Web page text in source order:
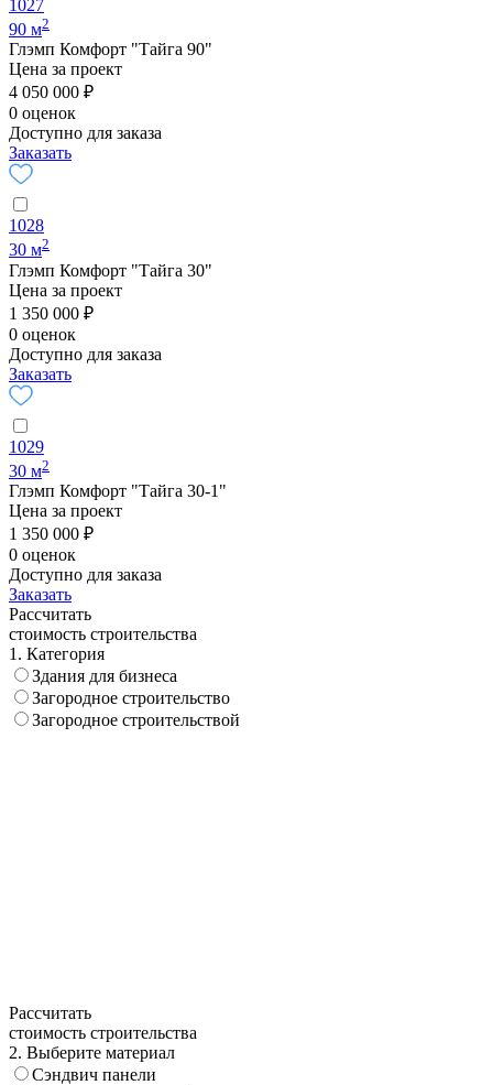
1027
90 м2
Глэмп Комфорт "Тайга 90"
Цена за проект
4 050 000 ₽
0 оценок
Доступно для заказа
Заказать
1028
30 м2
Глэмп Комфорт "Тайга 30"
Цена за проект
1 350 000 ₽
0 оценок
Доступно для заказа
Заказать
1029
30 м2
Глэмп Комфорт "Тайга 30-1"
Цена за проект
1 350 000 ₽
0 оценок
Доступно для заказа
Заказать
Рассчитать
стоимость строительства
1. Категория
Здания для бизнеса
Загородное строительство
Загородное строительствой
Рассчитать
стоимость строительства
2. Выберите материал
Сэндвич панели